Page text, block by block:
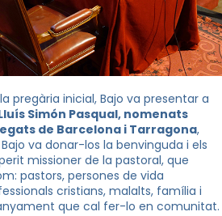
pregària inicial, Bajo va presentar a
Simón Pasqual, nomenats
de Barcelona i Tarragona,
va donar-los la benvinguda i els
missioner de la pastoral, que
pastors, persones de vida
cristians, malalts, família i
que cal fer-lo en comunitat.